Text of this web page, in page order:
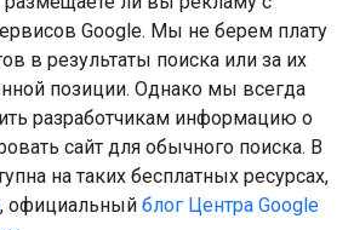
Google. Мы не берем плату
в результаты поиска или за их
позиции. Однако мы всегда
разработчикам информацию о
сайт для обычного поиска. В
на таких бесплатных ресурсах,
, официальный блог Центра Google